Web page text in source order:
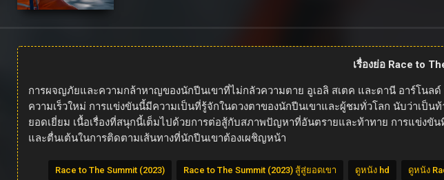
เรื่องย่อ Race to
การผจญภัยและความกล้าหาญของนักปีนเขาที่ไม่กลัวความตาย อูเอลิ สเตค และดานี อาร์โนล
ความเร็วใหม่ การแข่งขันนี้มีความเป็นที่รู้จักในดวงตาของนักปีนเขาและผู้ชมทั่วโลก นับว่าเป็
ยอดเยี่ยม เนื้อเรื่องที่สนุกนี้เต็มไปด้วยการต่อสู้กับสภาพปัญหาที่อันตรายและท้าทาย การแข่ง
และตื่นเต้นในการติดตามเส้นทางที่นักปีนเขาต้องเผชิญหน้า
Race to The Summit (2023) Race to The Summit (2023) สู้สู่ยอดเขา ดูหนัง hd ดูหนัง